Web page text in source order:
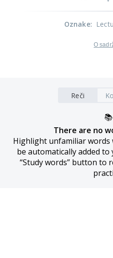
Oznake:
O
Reči
📚
There are no
Highlight unfamiliar
be automatically added
“Study words” button to